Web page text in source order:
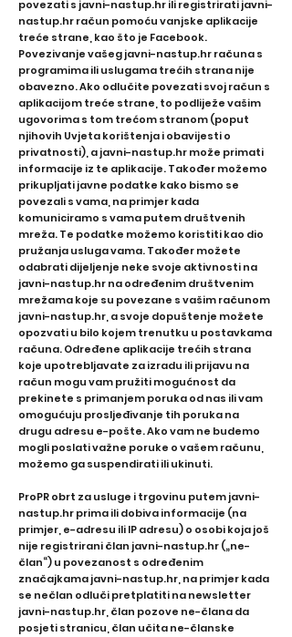
povezati s javni-nastup.hr ili registrirati javni-
nastup.hr račun pomoću vanjske aplikacije
treće strane, kao što je Facebook.
Povezivanje vašeg javni-nastup.hr računa s
programima ili uslugama trećih strana nije
obavezno. Ako odlučite povezati svoj račun s
aplikacijom treće strane, to podliježe vašim
ugovorima s tom trećom stranom (poput
njihovih Uvjeta korištenja i obavijesti o
privatnosti), a javni-nastup.hr može primati
informacije iz te aplikacije. Također možemo
prikupljati javne podatke kako bismo se
povezali s vama, na primjer kada
komuniciramo s vama putem društvenih
mreža. Te podatke možemo koristiti kao dio
pružanja usluga vama. Također možete
odabrati dijeljenje neke svoje aktivnosti na
javni-nastup.hr na određenim društvenim
mrežama koje su povezane s vašim računom
javni-nastup.hr, a svoje dopuštenje možete
opozvati u bilo kojem trenutku u postavkama
računa. Određene aplikacije trećih strana
koje upotrebljavate za izradu ili prijavu na
račun mogu vam pružiti mogućnost da
prekinete s primanjem poruka od nas ili vam
omogućuju prosljeđivanje tih poruka na
drugu adresu e-pošte. Ako vam ne budemo
mogli poslati važne poruke o vašem računu,
možemo ga suspendirati ili ukinuti.
ProPR obrt za usluge i trgovinu putem javni-
nastup.hr prima ili dobiva informacije (na
primjer, e-adresu ili IP adresu) o osobi koja još
nije registrirani član javni-nastup.hr („ne-
član“) u povezanost s određenim
značajkama javni-nastup.hr, na primjer kada
se nečlan odluči pretplatiti na newsletter
javni-nastup.hr, član pozove ne-člana da
posjeti stranicu, član učita ne-članske